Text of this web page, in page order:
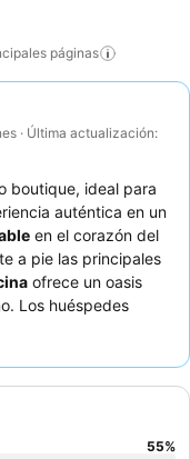
páginas
· Última actualización:
boutique, ideal para
auténtica en un
en el corazón del
a pie las principales
ofrece un oasis
Los huéspedes
variedad de
con vistas al jardín
55%